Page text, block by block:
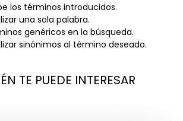
los términos introducidos.
una sola palabra.
genéricos en la búsqueda.
sinónimos al término deseado.
TE PUEDE INTERESAR